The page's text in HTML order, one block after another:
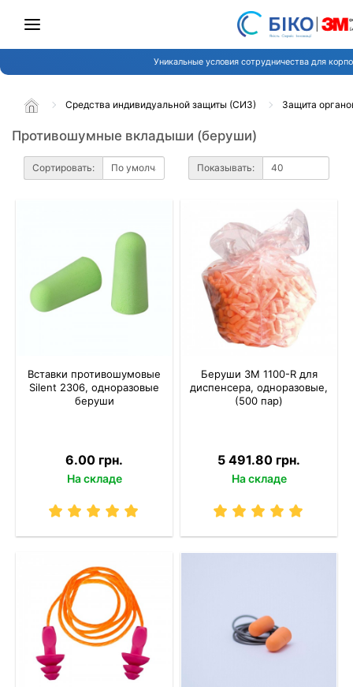
Уникальные условия сотрудничества для
Средства индивидуальной защиты (СИЗ) Защита
Противошумные вкладыши (беруши)
Сортировать: Показывать:
Вставки противошумовые
Silent 2306, одноразовые
беруши
6.00 грн.
На складе
Беруши 3M 1100-R для
диспенсера, одноразовые,
(500 пар)
5 491.80 грн.
На складе